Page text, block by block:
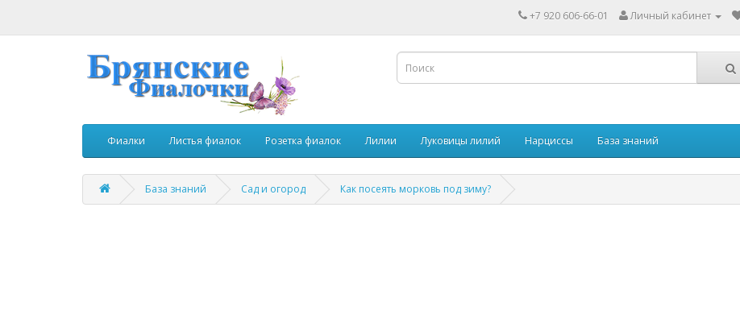
+7 920 606-66-01 Личный кабинет
Фиалки Листья фиалок Розетка фиалок Лилии Луковицы лилий Нарциссы База знаний
База знаний Сад и огород Как посеять морковь под зиму?